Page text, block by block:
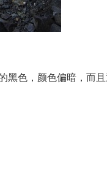
色，颜色偏暗，而且